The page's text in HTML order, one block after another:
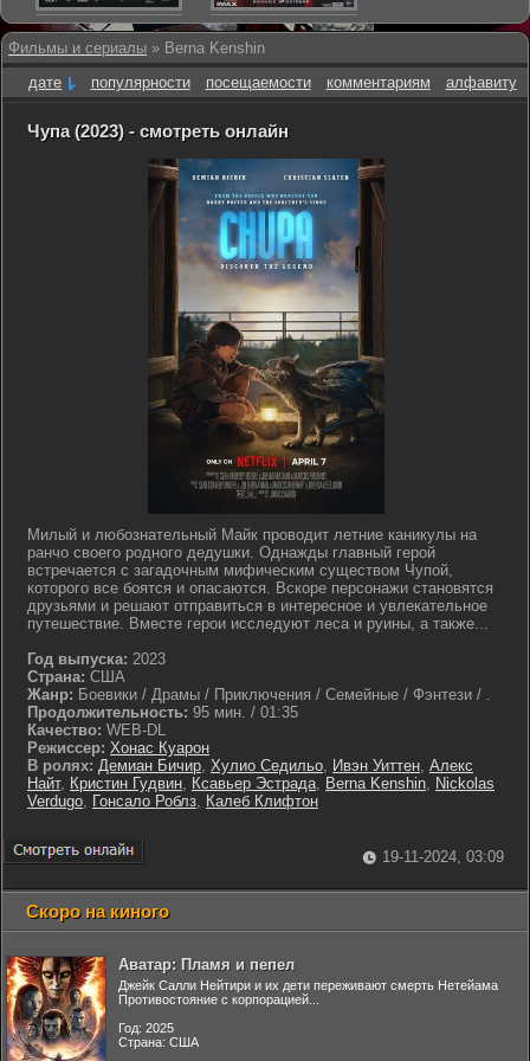
Фильмы и сериалы » Berna Kenshin
дате
популярности посещаемости комментариям алфавиту
Чупа (2023) - смотреть онлайн
Милый и любознательный Майк проводит летние каникулы на
ранчо своего родного дедушки. Однажды главный герой
встречается с загадочным мифическим существом Чупой,
которого все боятся и опасаются. Вскоре персонажи становятся
друзьями и решают отправиться в интересное и увлекательное
путешествие. Вместе герои исследуют леса и руины, а также...
Год выпуска: 2023
Страна: США
Жанр: Боевики / Драмы / Приключения / Семейные / Фэнтези / .
Продолжительность: 95 мин. / 01:35
Качество: WEB-DL
Режиссер: Хонас Куарон
В ролях: Демиан Бичир, Хулио Седильо, Ивэн Уиттен, Алекс
Найт, Кристин Гудвин, Ксавьер Эстрада, Berna Kenshin, Nickolas
Verdugo, Гонсало Роблз, Калеб Клифтон
19-11-2024, 03:09
Скоро на киного
Аватар: Пламя и пепел
Джейк Салли Нейтири и их дети переживают смерть Нетейама
Противостояние с корпорацией...
Год: 2025
Страна: США